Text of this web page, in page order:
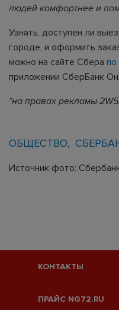
людей комфортнее и
Узнать, доступен ли
городе, и оформить
можно на сайте Сбера по
приложении СберБанк
*на правах рекламы
ОБЩЕСТВО
Источник фото:
КОНТАКТЫ
ПРАЙС NG72.RU